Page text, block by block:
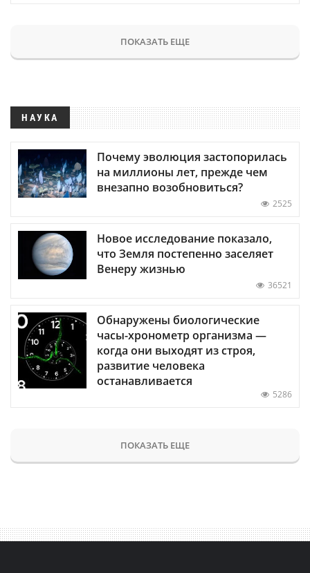
ПОКАЗАТЬ ЕЩЕ
НАУКА
Почему эволюция застопорилась
на миллионы лет, прежде чем
внезапно возобновиться?
2525
Новое исследование показало,
что Земля постепенно заселяет
Венеру жизнью
36521
Обнаружены биологические
часы-хронометр организма —
когда они выходят из строя,
развитие человека
останавливается
5286
ПОКАЗАТЬ ЕЩЕ